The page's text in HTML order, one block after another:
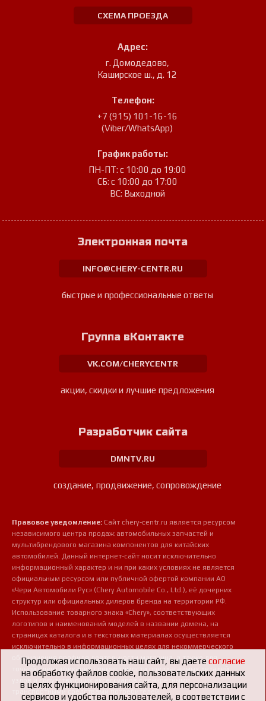
СХЕМА ПРОЕЗДА
Адрес:
г. Домодедово,
Каширское ш., д. 12
Телефон:
+7 (915) 101-16-16
(Viber/WhatsApp)
График работы:
ПН-ПТ: с 10:00 до 19:00
СБ: с 10:00 до 17:00
ВС: Выходной
Электронная почта
INFO@CHERY-CENTR.RU
быстрые и профессиональные ответы
Группа вКонтакте
VK.COM/CHERYCENTR
акции, скидки и лучшие предложения
Разработчик сайта
DMNTV.RU
создание, продвижение, сопровождение
Правовое уведомление: Сайт chery-centr.ru является ресурсом
независимого центра продаж автомобильных запчастей и
мультибрендового магазина компонентов для китайских
автомобилей. Данный интернет-сайт носит исключительно
информационный характер и ни при каких условиях не является
официальным ресурсом или публичной офертой компании АО
«Чери Автомобили Рус» (Chery Automobile Co., Ltd.), её дочерних
структур или официальных дилеров бренда на территории РФ.
Использование товарного знака «Chery», соответствующих
логотипов и наименований моделей в названии домена, на
страницах каталога и в текстовых материалах осуществляется
исключительно в информационных целях для некоммерческого
обозначения профиля деятельности магазина, а также для
точной идентификации совместимости предлагаемых деталей,
узлов и сопутствующих аксессуаров с конкретными
транспортными средствами потребителей.
Продолжая использовать наш сайт, вы даетесогласие
на обработку файлов cookie, пользовательских данных
в целях функционирования сайта, для персонализации
сервисов и удобства пользователей, в соответствии с